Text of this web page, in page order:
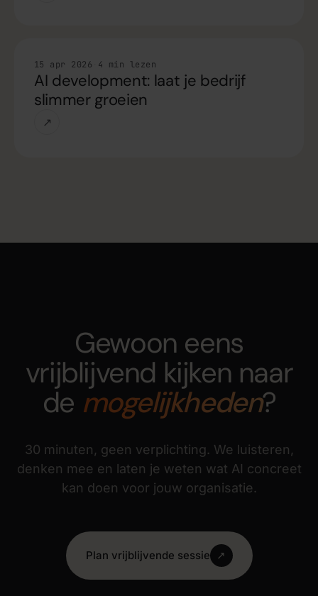
Handleiding
15 apr 2026 4 min lezen
AI development: laat je bedrijf
slimmer groeien
↗
Gewoon eens
vrijblijvend kijken naar
de mogelijkheden?
30 minuten, geen verplichting. We luisteren,
denken mee en laten je weten wat AI concreet
kan doen voor jouw organisatie.
Plan vrijblijvende sessie ↗